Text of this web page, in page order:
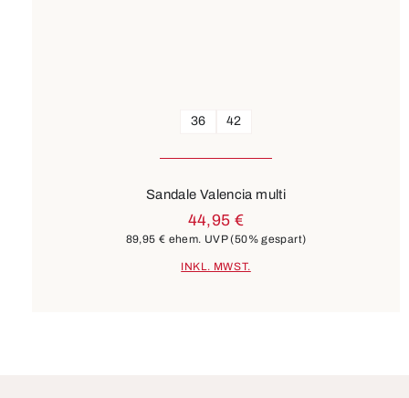
36 42
Sandale Valencia multi
44,95 €
89,95 € ehem. UVP(50% gespart)
INKL. MWST.